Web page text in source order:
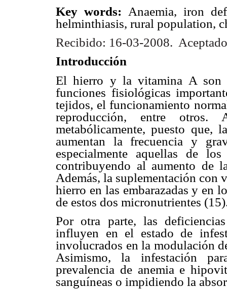
Key words: Anaemia, iron
helminthiasis, rural population,
Recibido: 16-03-2008.
Introducción
El hierro y la vitamina A son
funciones fisiológicas
tejidos, el funcionamiento
reproducción, entre otros.
metabólicamente, puesto
aumentan la frecuencia y
especialmente aquellas de
contribuyendo al aumento de
Además, la suplementación con
hierro en las embarazadas y en
de estos dos micronutrientes
Por otra parte, las
influyen en el estado de
involucrados en la modulación
Asimismo, la infestación
prevalencia de anemia e
sanguíneas o impidiendo la